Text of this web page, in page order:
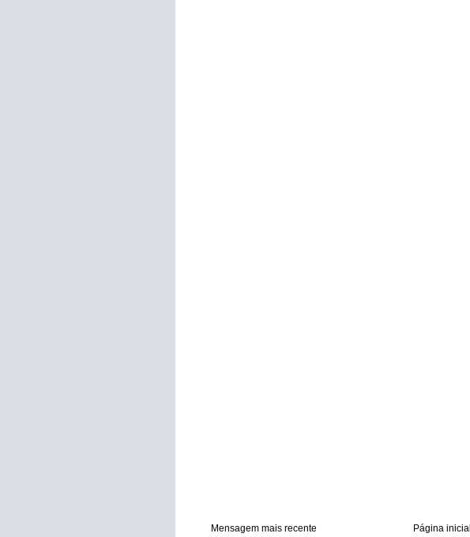
Mensagem mais recente
Página inicial